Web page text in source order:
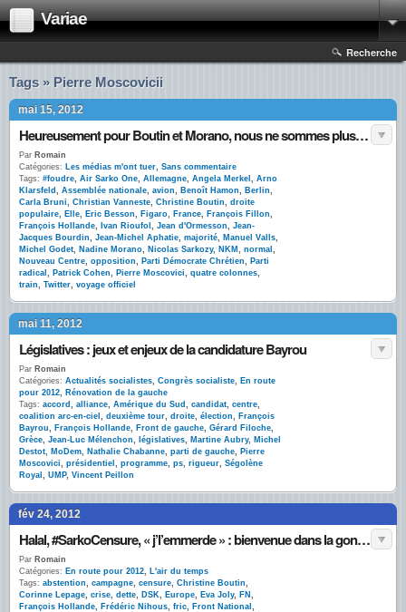
Variae
Recherche
Tags » Pierre Moscovicii
mai 15, 2012
Heureusement pour Boutin et Morano, nous ne sommes plus en Sarkozie
Par Romain
Catégories: Les médias m'ont tuer, Sans commentaire
Tags: #foudre, Air Sarko One, Allemagne, Angela Merkel , Arno
Klarsfeld , Assemblée nationale, avion, Benoît Hamon, Berlin,
Carla Bruni, Christian Vanneste, Christine Boutin, droite
populaire, Elle, Eric Besson, Figaro, France, François Fillon,
François Hollande, Ivan Rioufol , Jean d'Ormesson, Jean-
Jacques Bourdin, Jean-Michel Aphatie, majorité, Manuel Valls,
Michel Godet, Nadine Morano, Nicolas Sarkozy, NKM , normal ,
Nouveau Centre, opposition, Parti Démocrate Chrétien, Parti
radical , Patrick Cohen, Pierre Moscovici, quatre colonnes,
train, Twitter, voyage officiel
mai 11, 2012
Législatives : jeux et enjeux de la candidature Bayrou
Par Romain
Catégories: Actualités socialistes, Congrès socialiste, En route
pour 2012, Rénovation de la gauche
Tags: accord , alliance, Amérique du Sud , candidat, centre,
coalition arc-en-ciel , deuxième tour, droite, élection, François
Bayrou, François Hollande, Front de gauche, Gérard Filoche,
Grèce, Jean-Luc Mélenchon, législatives, Martine Aubry, Michel
Destot, MoDem, Nathalie Chabanne, parti de gauche, Pierre
Moscovici, présidentiel , programme, ps, rigueur, Ségolène
Royal , UMP, Vincent Peillon
fév 24, 2012
Halal, #SarkoCensure, « j’l’emmerde » : bienvenue dans la gonzo-campagne présidentielle
Par Romain
Catégories: En route pour 2012, L'air du temps
Tags: abstention, campagne, censure, Christine Boutin,
Corinne Lepage, crise, dette, DSK, Europe, Eva Joly, FN ,
François Hollande, Frédéric Nihous, fric, Front National ,